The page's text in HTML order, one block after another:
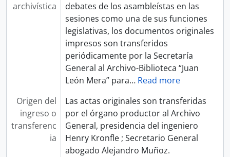
archivística
debates de los asambleístas en las
sesiones como una de sus funciones
legislativas, los documentos originales
impresos son transferidos
periódicamente por la Secretaría
General al Archivo-Biblioteca “Juan
León Mera” para… Read more
Origen del
ingreso o
transferenc
ia
Las actas originales son transferidas
por el órgano productor al Archivo
General, presidencia del ingeniero
Henry Kronfle ; Secretario General
abogado Alejandro Muñoz.